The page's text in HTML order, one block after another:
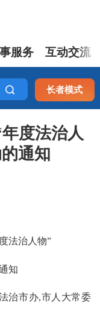
服务 互动交流
长者模式
度法治人
通知
法治人物”
知
市办,市人大常委